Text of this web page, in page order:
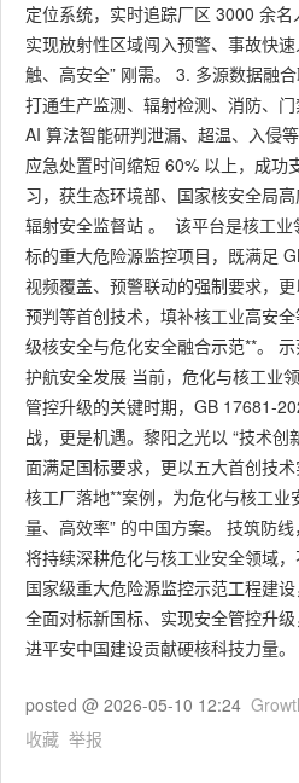
定位系统，实时追踪厂区 3000 余
实现放射性区域闯入预警、事故快
触、高安全” 刚需。 3. 多源数据融
打通生产监测、辐射检测、消防、门
AI 算法智能研判泄漏、超温、入侵
应急处置时间缩短 60% 以上，成功
习，获生态环境部、国家核安全局
辐射安全监督站 。 该平台是核工
标的重大危险源监控项目，既满足
视频覆盖、预警联动的强制要求，
预判等首创技术，填补核工业高安
级核安全与危化安全融合示范**。 示
护航安全发展 当前，危化与核工业
管控升级的关键时期，GB 17681-
战，更是机遇。黎阳之光以 “技术创
面满足国标要求，更以五大首创技
核工厂落地**案例，为危化与核工业
量、高效率” 的中国方案。 技筑防
将持续深耕危化与核工业安全领域
国家级重大危险源监控示范工程建
全面对标新国标、实现安全管控升
进平安中国建设贡献硬核科技力量。
posted @ 2026-05-10 12:24
收藏 举报